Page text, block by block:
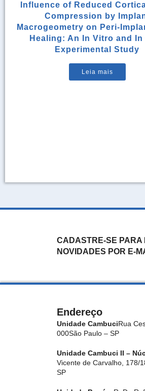
Influence of Reduced
Compression by
Macrogeometry on Peri-
Healing: An In Vitro and In
Experimental Study
Leia mais
CADASTRE-SE PARA
NOVIDADES POR E-
Endereço
Unidade CambuciRua
000São Paulo – SP
Unidade Cambuci II –
Vicente de Carvalho, 178/
SP